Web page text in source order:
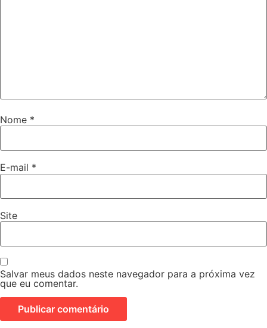
Nome *
E-mail *
Site
Salvar meus dados neste navegador para a próxima vez
que eu comentar.